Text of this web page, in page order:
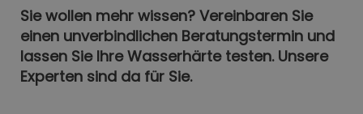
Sie wollen mehr wissen? Vereinbaren Sie
einen unverbindlichen Beratungstermin und
lassen Sie Ihre Wasserhärte testen. Unsere
Experten sind da für Sie.